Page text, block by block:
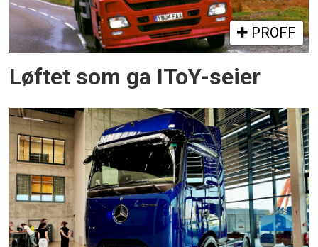
PROFF
Løftet som ga IToY-seier